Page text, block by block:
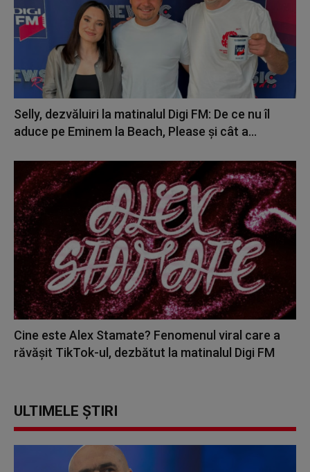
Selly, dezvăluiri la matinalul Digi FM: De ce nu îl
aduce pe Eminem la Beach, Please și cât a...
Cine este Alex Stamate? Fenomenul viral care a
răvășit TikTok-ul, dezbătut la matinalul Digi FM
ULTIMELE ȘTIRI